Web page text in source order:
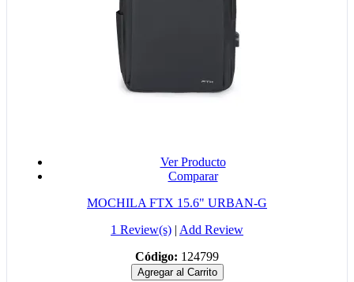
Ver Producto
Comparar
MOCHILA FTX 15.6" URBAN-G
1 Review(s) | Add Review
Código: 124799
Agregar al Carrito